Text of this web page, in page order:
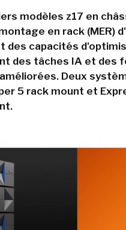
modèles z17 en
en rack (MER)
des capacités
des tâches IA et des
Deux
5 rack mount et